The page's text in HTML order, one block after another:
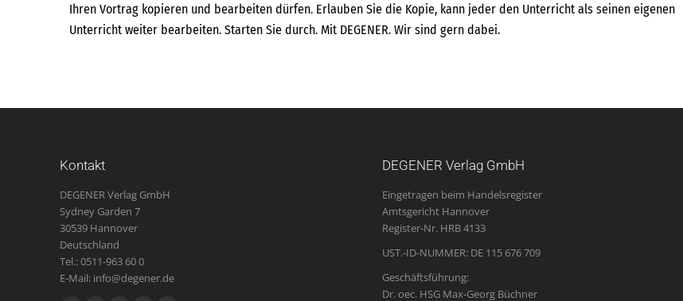
Ihren Vortrag kopieren und bearbeiten dürfen. Erlauben Sie die Kopie, kann jeder den Unterricht als seinen eigenen
Unterricht weiter bearbeiten. Starten Sie durch. Mit DEGENER. Wir sind gern dabei.
Kontakt
DEGENER Verlag GmbH
Sydney Garden 7
30539 Hannover
Deutschland
Tel.: 0511-963 60 0
E-Mail: info@degener.de
DEGENER Verlag GmbH
Eingetragen beim Handelsregister
Amtsgericht Hannover
Register-Nr. HRB 4133
UST.-ID-NUMMER: DE 115 676 709
Geschäftsführung:
Dr. oec. HSG Max-Georg Büchner